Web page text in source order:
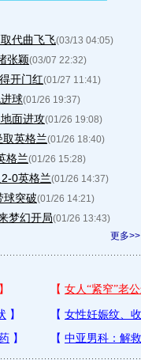
代曲飞飞(03/13 04:05)
张颖(03/07 22:32)
开门红(01/27 11:41)
球(01/26 19:37)
面进攻(01/26 19:08)
英格兰(01/26 18:40)
格兰(01/26 15:28)
0英格兰(01/26 14:37)
球突破(01/26 14:21)
梦幻开局(01/26 13:43)
更多>>